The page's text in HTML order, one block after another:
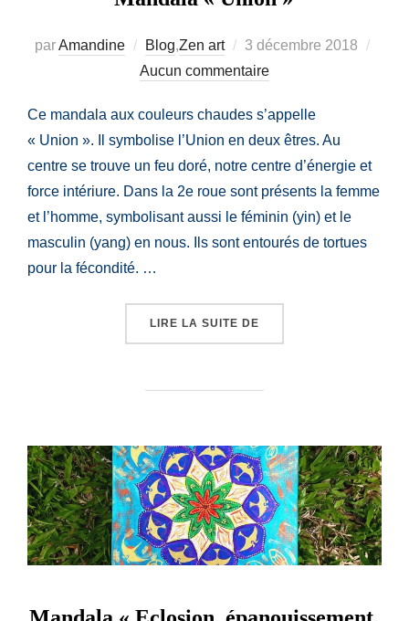
parAmandine Blog,Zen art
Publié
le
3 décembre 2018
Aucun commentaire
Ce mandala aux couleurs chaudes s’appelle
« Union ». Il symbolise l’Union en deux êtres. Au
centre se trouve un feu doré, notre centre d’énergie et
force intériure. Dans la 2e roue sont présents la femme
et l’homme, symbolisant aussi le féminin (yin) et le
masculin (yang) en nous. Ils sont entourés de tortues
pour la fécondité. …
LIRE LA SUITE DE